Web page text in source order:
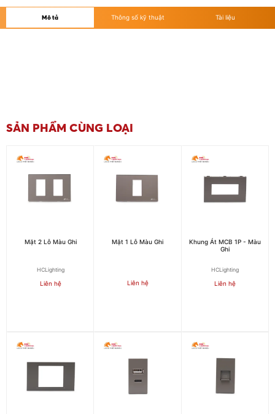
Mô tả Thông số kỹ thuật Tài liệu
SẢN PHẨM CÙNG LOẠI
Mặt 2 Lỗ Màu Ghi
HCLighting
Liên hệ
Mặt 1 Lỗ Màu Ghi
Liên hệ
Khung Át MCB 1P - Màu
Ghi
HCLighting
Liên hệ